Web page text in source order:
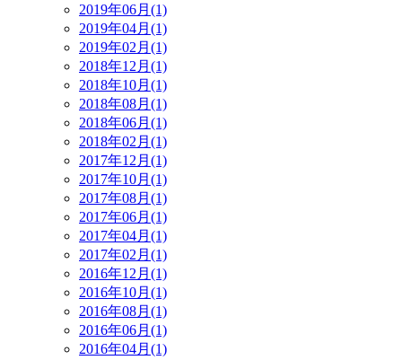
2019年06月(1)
2019年04月(1)
2019年02月(1)
2018年12月(1)
2018年10月(1)
2018年08月(1)
2018年06月(1)
2018年02月(1)
2017年12月(1)
2017年10月(1)
2017年08月(1)
2017年06月(1)
2017年04月(1)
2017年02月(1)
2016年12月(1)
2016年10月(1)
2016年08月(1)
2016年06月(1)
2016年04月(1)